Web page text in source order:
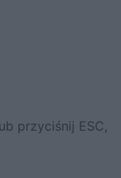
przyciśnij ESC,